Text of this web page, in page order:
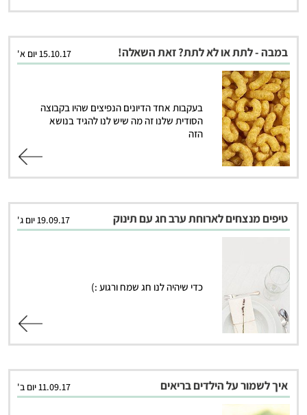
במבה - לתת או לא לתת? זאת השאלה! 15.10.17 יום א'
בעקבות אחד הדיונים הנפיצים שהיו בקבוצה
הסודית שלנו זה מה שיש לנו להגיד בנושא
הזה
טיפים מנצחים לארוחת ערב חג עם תינוק 19.09.17 יום ג'
כדי שיהיה לנו חג שמח ורגוע :)
איך לשמור על הילדים בריאים 11.09.17 יום ב'